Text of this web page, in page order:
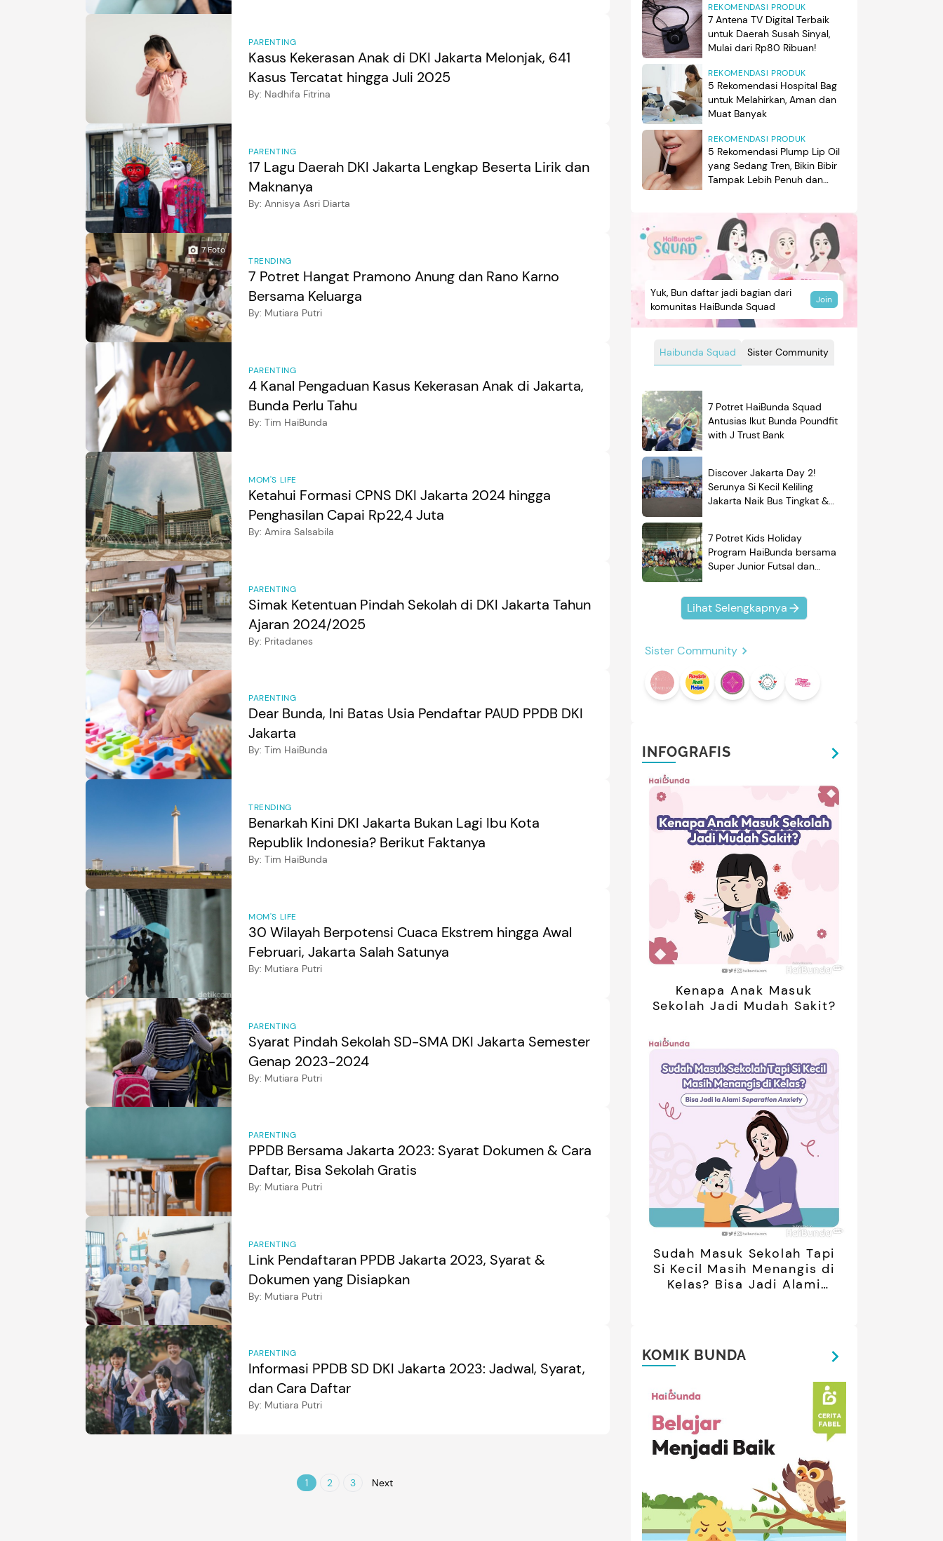
PARENTING
Kasus Kekerasan Anak di DKI Jakarta Melonjak, 641
Kasus Tercatat hingga Juli 2025
By: Nadhifa Fitrina
PARENTING
17 Lagu Daerah DKI Jakarta Lengkap Beserta Lirik dan
Maknanya
By: Annisya Asri Diarta
7Foto
TRENDING
7 Potret Hangat Pramono Anung dan Rano Karno
Bersama Keluarga
By: Mutiara Putri
PARENTING
4 Kanal Pengaduan Kasus Kekerasan Anak di Jakarta,
Bunda Perlu Tahu
By: Tim HaiBunda
MOM'S LIFE
Ketahui Formasi CPNS DKI Jakarta 2024 hingga
Penghasilan Capai Rp22,4 Juta
By: Amira Salsabila
PARENTING
Simak Ketentuan Pindah Sekolah di DKI Jakarta Tahun
Ajaran 2024/2025
By: Pritadanes
PARENTING
Dear Bunda, Ini Batas Usia Pendaftar PAUD PPDB DKI
Jakarta
By: Tim HaiBunda
TRENDING
Benarkah Kini DKI Jakarta Bukan Lagi Ibu Kota
Republik Indonesia? Berikut Faktanya
By: Tim HaiBunda
MOM'S LIFE
30 Wilayah Berpotensi Cuaca Ekstrem hingga Awal
Februari, Jakarta Salah Satunya
By: Mutiara Putri
PARENTING
Syarat Pindah Sekolah SD-SMA DKI Jakarta Semester
Genap 2023-2024
By: Mutiara Putri
PARENTING
PPDB Bersama Jakarta 2023: Syarat Dokumen & Cara
Daftar, Bisa Sekolah Gratis
By: Mutiara Putri
PARENTING
Link Pendaftaran PPDB Jakarta 2023, Syarat &
Dokumen yang Disiapkan
By: Mutiara Putri
PARENTING
Informasi PPDB SD DKI Jakarta 2023: Jadwal, Syarat,
dan Cara Daftar
By: Mutiara Putri
1 2 3 Next
REKOMENDASI PRODUK
7 Antena TV Digital Terbaik
untuk Daerah Susah Sinyal,
Mulai dari Rp80 Ribuan!
REKOMENDASI PRODUK
5 Rekomendasi Hospital Bag
untuk Melahirkan, Aman dan
Muat Banyak
REKOMENDASI PRODUK
5 Rekomendasi Plump Lip Oil
yang Sedang Tren, Bikin Bibir
Tampak Lebih Penuh dan
Haibunda Squad Sister Community
Yuk, Bun daftar jadi bagian dari
komunitas HaiBunda Squad
Join
7 Potret HaiBunda Squad
Antusias Ikut Bunda Poundfit
with J Trust Bank
Discover Jakarta Day 2!
Serunya Si Kecil Keliling
Jakarta Naik Bus Tingkat &
7 Potret Kids Holiday
Program HaiBunda bersama
Super Junior Futsal dan
Kompak Banget!
Lihat Selengkapnya
Sister Community
INFOGRAFIS
Kenapa Anak Masuk
Sekolah Jadi Mudah Sakit?
Sudah Masuk Sekolah Tapi
Si Kecil Masih Menangis di
Kelas? Bisa Jadi Alami
KOMIK BUNDA